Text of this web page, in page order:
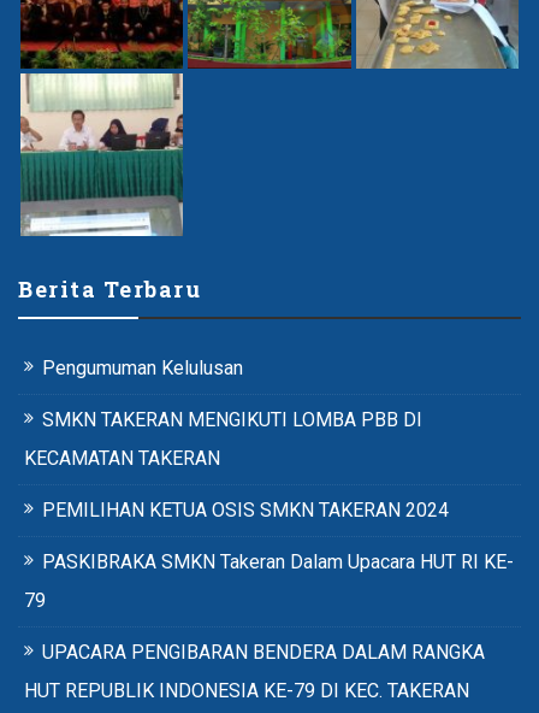
Berita Terbaru
Pengumuman Kelulusan
SMKN TAKERAN MENGIKUTI LOMBA PBB DI
KECAMATAN TAKERAN
PEMILIHAN KETUA OSIS SMKN TAKERAN 2024
PASKIBRAKA SMKN Takeran Dalam Upacara HUT RI KE-
79
UPACARA PENGIBARAN BENDERA DALAM RANGKA
HUT REPUBLIK INDONESIA KE-79 DI KEC. TAKERAN